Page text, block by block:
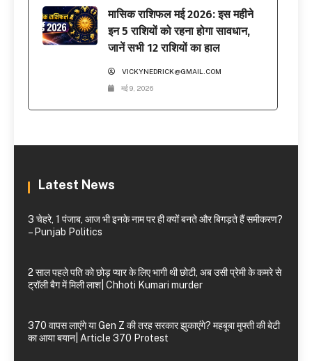
मासिक राशिफल मई 2026: इस महीने
इन 5 राशियों को रहना होगा सावधान,
जानें सभी 12 राशियों का हाल
VICKYNEDRICK@GMAIL.COM
मई 9, 2026
Latest News
3 चेहरे, 1 पंजाब, आज भी इनके नाम पर ही क्यों बनते और बिगड़ते हैं समीकरण?
– Punjab Politics
2 साल पहले पति को छोड़ प्यार के लिए भागी थी छोटी, अब उसी प्रेमी के कमरे से
ट्रॉली बैग में मिली लाश| Chhoti Kumari murder
370 वापस लाएंगे या Gen Z की तरह सरकार झुकाएंगे? महबूबा मुफ्ती की बेटी
का आया बयान| Article 370 Protest